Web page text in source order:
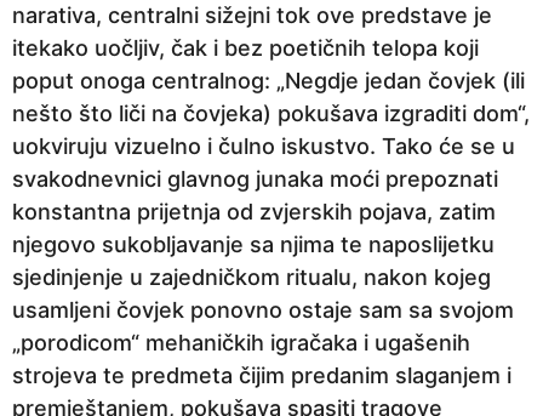
narativa, centralni sižejni tok ove predstave je
itekako uočljiv, čak i bez poetičnih telopa koji
poput onoga centralnog: „Negdje jedan čovjek (ili
nešto što liči na čovjeka) pokušava izgraditi dom“,
uokviruju vizuelno i čulno iskustvo. Tako će se u
svakodnevnici glavnog junaka moći prepoznati
konstantna prijetnja od zvjerskih pojava, zatim
njegovo sukobljavanje sa njima te naposlijetku
sjedinjenje u zajedničkom ritualu, nakon kojeg
usamljeni čovjek ponovno ostaje sam sa svojom
„porodicom“ mehaničkih igračaka i ugašenih
strojeva te predmeta čijim predanim slaganjem i
premještanjem, pokušava spasiti tragove